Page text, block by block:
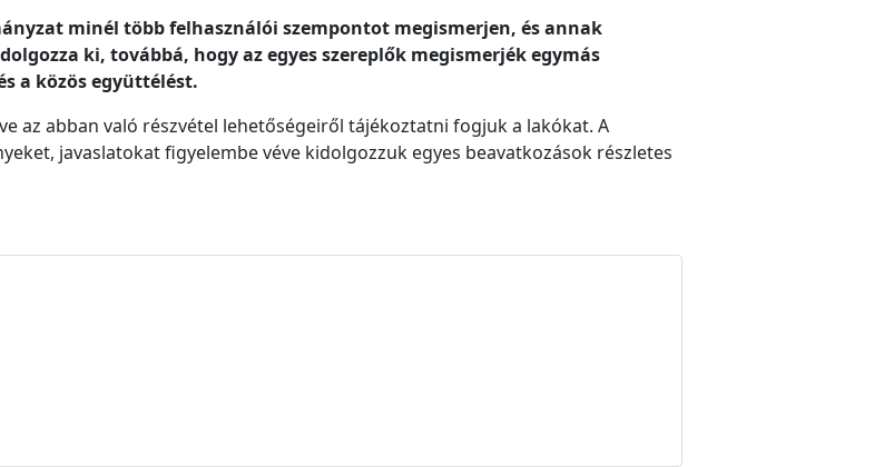
minél több felhasználói szempontot megismerjen, és annak
ki, továbbá, hogy az egyes szereplők megismerjék egymás
a közös együttélést.
az abban való részvétel lehetőségeiről tájékoztatni fogjuk a lakókat. A
javaslatokat figyelembe véve kidolgozzuk egyes beavatkozások részletes